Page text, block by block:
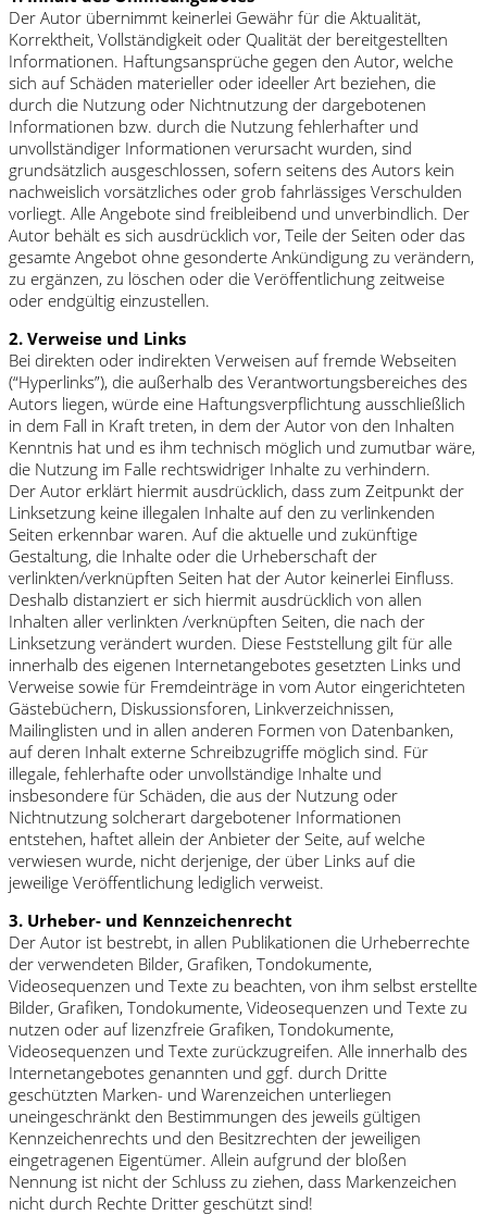
Der Autor übernimmt keinerlei Gewähr für die Aktualität,
Korrektheit, Vollständigkeit oder Qualität der bereitgestellten
Informationen. Haftungsansprüche gegen den Autor, welche
sich auf Schäden materieller oder ideeller Art beziehen, die
durch die Nutzung oder Nichtnutzung der dargebotenen
Informationen bzw. durch die Nutzung fehlerhafter und
unvollständiger Informationen verursacht wurden, sind
grundsätzlich ausgeschlossen, sofern seitens des Autors kein
nachweislich vorsätzliches oder grob fahrlässiges Verschulden
vorliegt. Alle Angebote sind freibleibend und unverbindlich. Der
Autor behält es sich ausdrücklich vor, Teile der Seiten oder das
gesamte Angebot ohne gesonderte Ankündigung zu verändern,
zu ergänzen, zu löschen oder die Veröffentlichung zeitweise
oder endgültig einzustellen.
2. Verweise und Links
Bei direkten oder indirekten Verweisen auf fremde Webseiten
(“Hyperlinks”), die außerhalb des Verantwortungsbereiches des
Autors liegen, würde eine Haftungsverpflichtung ausschließlich
in dem Fall in Kraft treten, in dem der Autor von den Inhalten
Kenntnis hat und es ihm technisch möglich und zumutbar wäre,
die Nutzung im Falle rechtswidriger Inhalte zu verhindern.
Der Autor erklärt hiermit ausdrücklich, dass zum Zeitpunkt der
Linksetzung keine illegalen Inhalte auf den zu verlinkenden
Seiten erkennbar waren. Auf die aktuelle und zukünftige
Gestaltung, die Inhalte oder die Urheberschaft der
verlinkten/verknüpften Seiten hat der Autor keinerlei Einfluss.
Deshalb distanziert er sich hiermit ausdrücklich von allen
Inhalten aller verlinkten /verknüpften Seiten, die nach der
Linksetzung verändert wurden. Diese Feststellung gilt für alle
innerhalb des eigenen Internetangebotes gesetzten Links und
Verweise sowie für Fremdeinträge in vom Autor eingerichteten
Gästebüchern, Diskussionsforen, Linkverzeichnissen,
Mailinglisten und in allen anderen Formen von Datenbanken,
auf deren Inhalt externe Schreibzugriffe möglich sind. Für
illegale, fehlerhafte oder unvollständige Inhalte und
insbesondere für Schäden, die aus der Nutzung oder
Nichtnutzung solcherart dargebotener Informationen
entstehen, haftet allein der Anbieter der Seite, auf welche
verwiesen wurde, nicht derjenige, der über Links auf die
jeweilige Veröffentlichung lediglich verweist.
3. Urheber- und Kennzeichenrecht
Der Autor ist bestrebt, in allen Publikationen die Urheberrechte
der verwendeten Bilder, Grafiken, Tondokumente,
Videosequenzen und Texte zu beachten, von ihm selbst erstellte
Bilder, Grafiken, Tondokumente, Videosequenzen und Texte zu
nutzen oder auf lizenzfreie Grafiken, Tondokumente,
Videosequenzen und Texte zurückzugreifen. Alle innerhalb des
Internetangebotes genannten und ggf. durch Dritte
geschützten Marken- und Warenzeichen unterliegen
uneingeschränkt den Bestimmungen des jeweils gültigen
Kennzeichenrechts und den Besitzrechten der jeweiligen
eingetragenen Eigentümer. Allein aufgrund der bloßen
Nennung ist nicht der Schluss zu ziehen, dass Markenzeichen
nicht durch Rechte Dritter geschützt sind!